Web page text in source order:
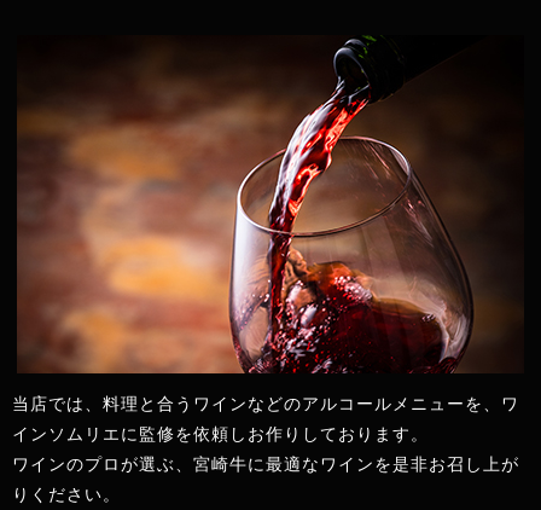
当店では、料理と合うワインなどのアルコールメニューを、ワ
インソムリエに監修を依頼しお作りしております。
ワインのプロが選ぶ、宮崎牛に最適なワインを是非お召し上が
りください。